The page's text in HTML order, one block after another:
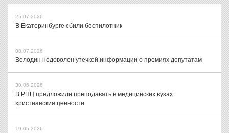
25.07.2026
В Екатеринбурге сбили беспилотник
08.07.2026
Володин недоволен утечкой информации о премиях депутатам
30.06.2026
В РПЦ предложили преподавать в медицинских вузах
христианские ценности
19.05.2026